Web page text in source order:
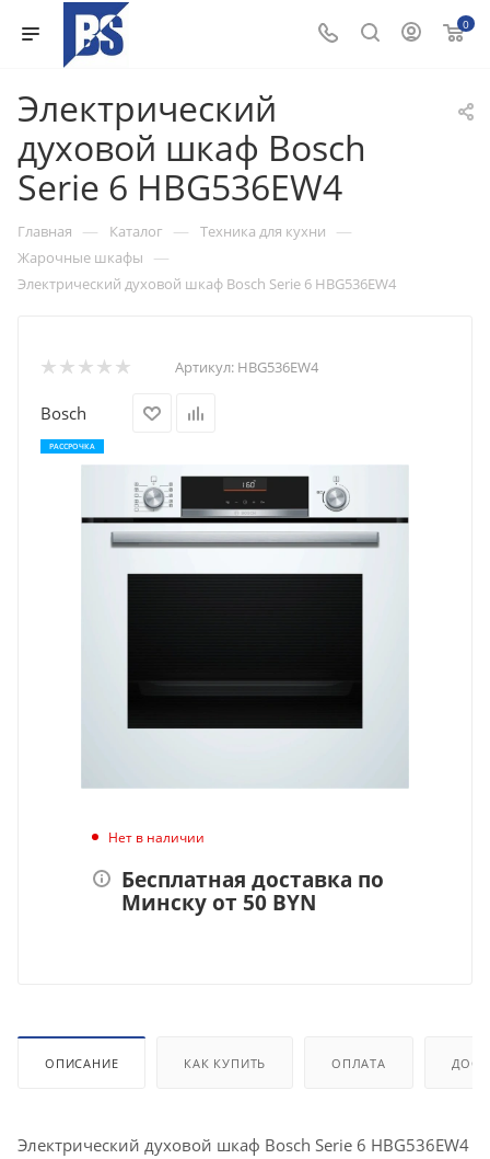
0
Электрический
духовой шкаф Bosch
Serie 6 HBG536EW4
Главная — Каталог — Техника для кухни —
Жарочные шкафы —
Электрический духовой шкаф Bosch Serie 6 HBG536EW4
Артикул: HBG536EW4
Bosch
РАССРОЧКА
Нет в наличии
Бесплатная доставка по
Минску от 50 BYN
ОПИСАНИЕ КАК КУПИТЬ ОПЛАТА
Электрический духовой шкаф Bosch Serie 6 HBG536EW4